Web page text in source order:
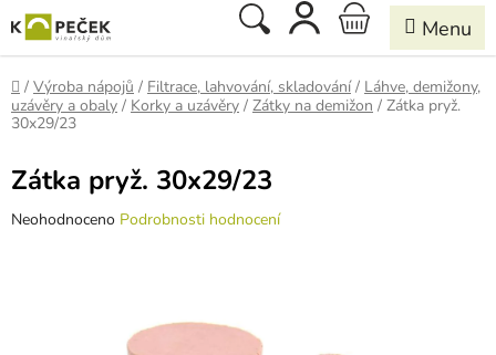
na
obsah
Hledat
NÁKUPNÍ
KOŠÍK
Domů
/ Výroba nápojů / Filtrace, lahvování, skladování / Láhve, demižony,
uzávěry a obaly / Korky a uzávěry / Zátky na demižon / Zátka pryž.
30x29/23
Zátka pryž. 30x29/23
Průměrné
Neohodnoceno Podrobnosti hodnocení